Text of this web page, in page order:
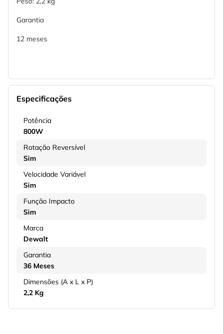
Garantia
12 meses
Especificações
Potência
800W
Rotação Reversível
Sim
Velocidade Variável
Sim
Função Impacto
Sim
Marca
Dewalt
Garantia
36 Meses
Dimensões (A x L x P)
2,2 Kg